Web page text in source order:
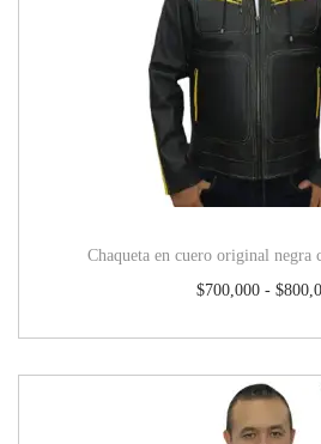
Chaqueta en cuero original negra
$700,000 - $